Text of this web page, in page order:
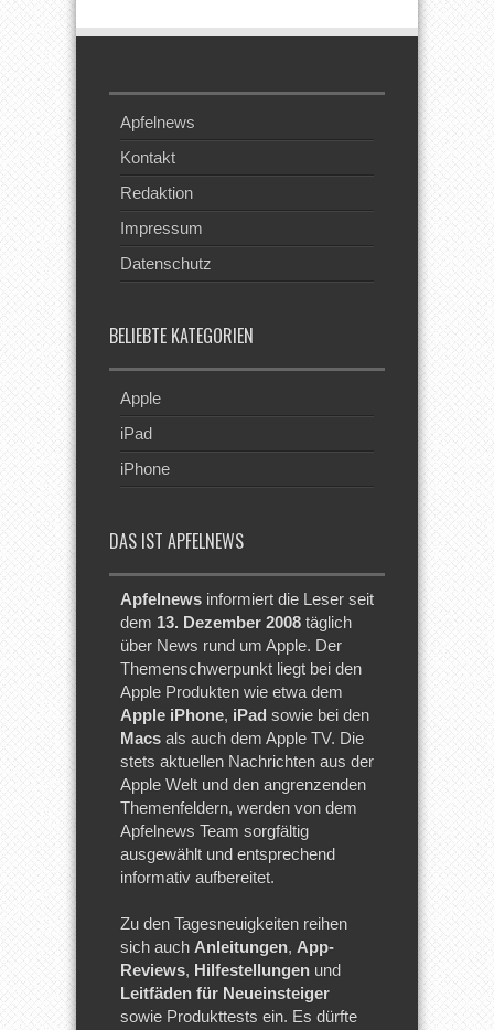
Apfelnews
Kontakt
Redaktion
Impressum
Datenschutz
BELIEBTE KATEGORIEN
Apple
iPad
iPhone
DAS IST APFELNEWS
Apfelnews informiert die Leser seit
dem 13. Dezember 2008 täglich
über News rund um Apple. Der
Themenschwerpunkt liegt bei den
Apple Produkten wie etwa dem
Apple iPhone, iPad sowie bei den
Macs als auch dem Apple TV. Die
stets aktuellen Nachrichten aus der
Apple Welt und den angrenzenden
Themenfeldern, werden von dem
Apfelnews Team sorgfältig
ausgewählt und entsprechend
informativ aufbereitet.
Zu den Tagesneuigkeiten reihen
sich auch Anleitungen, App-
Reviews, Hilfestellungen und
Leitfäden für Neueinsteiger
sowie Produkttests ein. Es dürfte